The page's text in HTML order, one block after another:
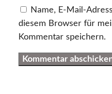
Name, E-Mail-
diesem Browser für
Kommentar speichern.